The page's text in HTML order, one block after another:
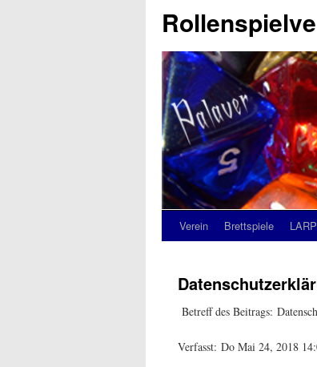
Verein Brettspiele LARP
Betreff des Beitrags:
Verfasst: Do Mai 24, 2018